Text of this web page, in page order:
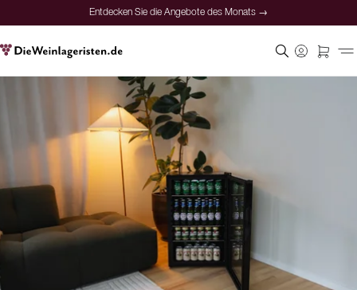
Entdecken Sie die Angebote des Monats →